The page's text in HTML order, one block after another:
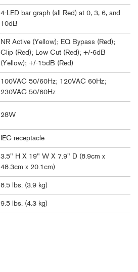
4-LED bar graph (all Red) at 0, 3, 6, and
10dB
NR Active (Yellow); EQ Bypass (Red);
Clip (Red); Low Cut (Red); +/-6dB
(Yellow); +/-15dB (Red)
100VAC 50/60Hz; 120VAC 60Hz;
230VAC 50/60Hz
28W
IEC receptacle
3.5" H X 19" W X 7.9" D (8.9cm x
48.3cm x 20.1cm)
8.5 lbs. (3.9 kg)
9.5 lbs. (4.3 kg)